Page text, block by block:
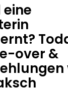
over &